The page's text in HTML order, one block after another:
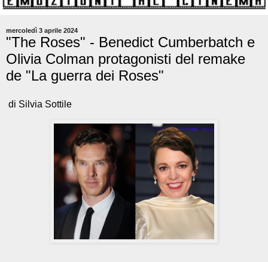
mercoledì 3 aprile 2024
"The Roses" - Benedict Cumberbatch e
Olivia Colman protagonisti del remake
de "La guerra dei Roses"
di Silvia Sottile